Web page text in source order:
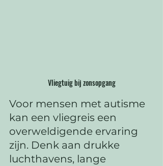
Vliegtuig bij zonsopgang
Voor mensen met autisme
kan een vliegreis een
overweldigende ervaring
zijn. Denk aan drukke
luchthavens, lange